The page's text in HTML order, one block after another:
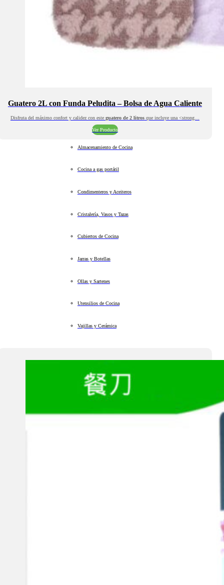
Guatero 2L con Funda Peludita – Bolsa de Agua Caliente
Disfruta del máximo confort y calidez con este guatero de 2 litrosque incluye una <strong…
Ver Producto
Almacenamiento de Cocina
Cocina a gas portátil
Condimenteros y Aceiteros
Cristalería, Vasos y Tazas
Cubiertos de Cocina
Jarras y Botellas
Ollas y Sartenes
Utensilios de Cocina
Vajillas y Cerámica